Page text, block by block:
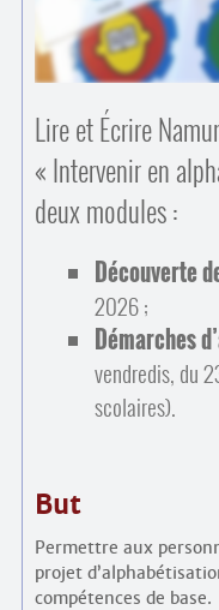
Lire et Écrire
« Intervenir en
deux modules :
Découverte
2026 ;
Démarches
vendredis, du
scolaires).
But
Permettre aux
projet
compétences de base.